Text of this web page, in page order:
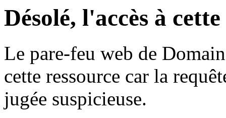
Désolé, l'accès à
Le pare-feu web de
cette ressource car la
jugée suspicieuse.